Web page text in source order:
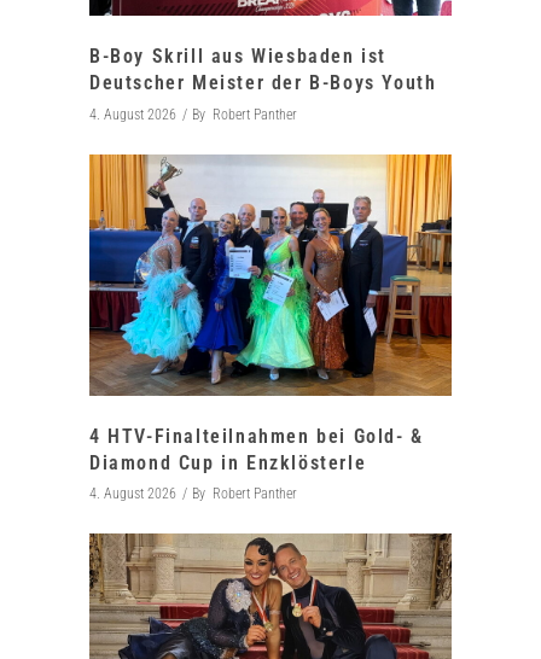
B-Boy Skrill aus Wiesbaden ist
Deutscher Meister der B-Boys Youth
4. August 2026 By Robert Panther
4 HTV-Finalteilnahmen bei Gold- &
Diamond Cup in Enzklösterle
4. August 2026 By Robert Panther